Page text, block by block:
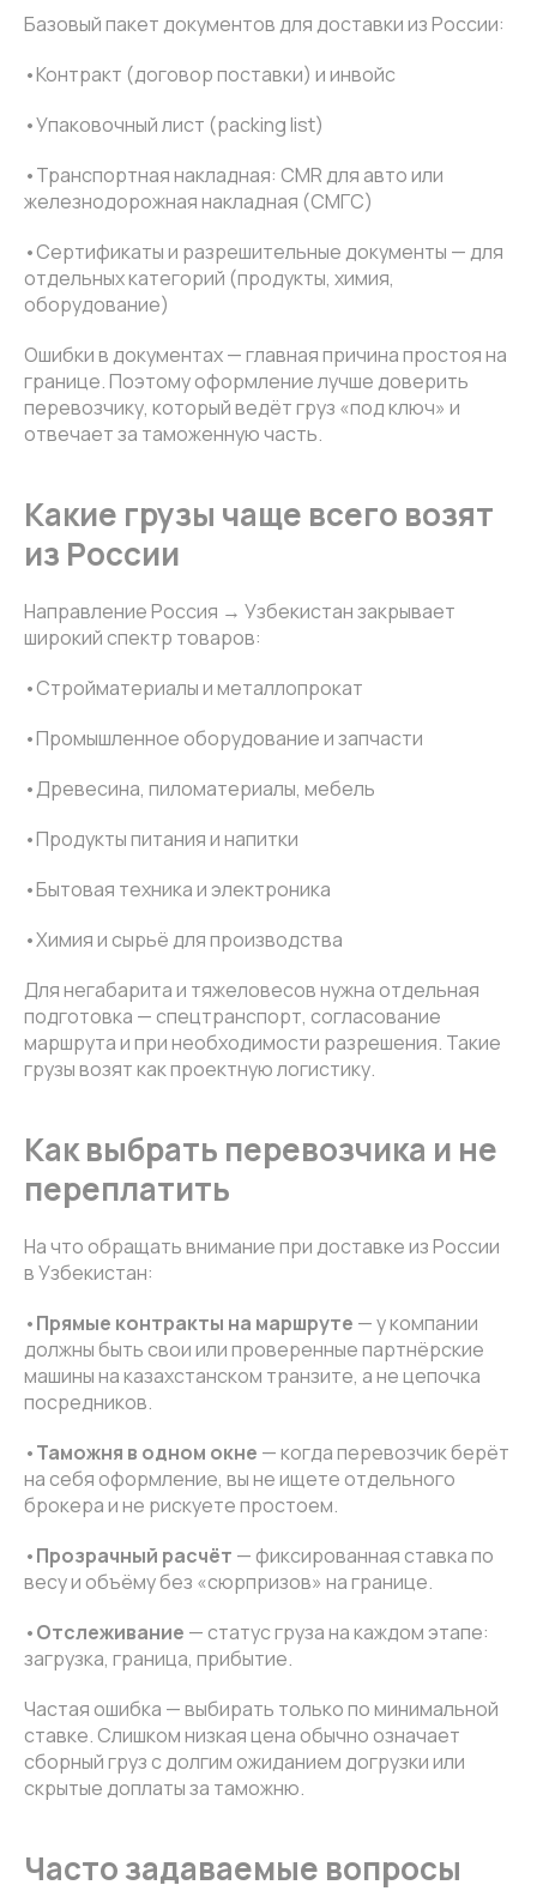
Базовый пакет документов для доставки из России:
•Контракт (договор поставки) и инвойс
•Упаковочный лист (packing list)
•Транспортная накладная: CMR для авто или
железнодорожная накладная (СМГС)
•Сертификаты и разрешительные документы — для
отдельных категорий (продукты, химия,
оборудование)
Ошибки в документах — главная причина простоя на
границе. Поэтому оформление лучше доверить
перевозчику, который ведёт груз «под ключ» и
отвечает за таможенную часть.
Какие грузы чаще всего возят
из России
Направление Россия → Узбекистан закрывает
широкий спектр товаров:
•Стройматериалы и металлопрокат
•Промышленное оборудование и запчасти
•Древесина, пиломатериалы, мебель
•Продукты питания и напитки
•Бытовая техника и электроника
•Химия и сырьё для производства
Для негабарита и тяжеловесов нужна отдельная
подготовка — спецтранспорт, согласование
маршрута и при необходимости разрешения. Такие
грузы возят как проектную логистику.
Как выбрать перевозчика и не
переплатить
На что обращать внимание при доставке из России
в Узбекистан:
•Прямые контракты на маршруте — у компании
должны быть свои или проверенные партнёрские
машины на казахстанском транзите, а не цепочка
посредников.
•Таможня в одном окне — когда перевозчик берёт
на себя оформление, вы не ищете отдельного
брокера и не рискуете простоем.
•Прозрачный расчёт — фиксированная ставка по
весу и объёму без «сюрпризов» на границе.
•Отслеживание — статус груза на каждом этапе:
загрузка, граница, прибытие.
Частая ошибка — выбирать только по минимальной
ставке. Слишком низкая цена обычно означает
сборный груз с долгим ожиданием догрузки или
скрытые доплаты за таможню.
Часто задаваемые вопросы